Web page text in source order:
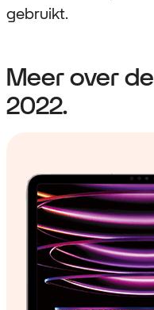
gebruikt.
Meer over
2022.